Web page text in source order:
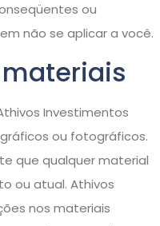
ou
não se aplicar a você.
Investimentos
ou fotográficos.
que qualquer material
ou atual. Athivos
nos materiais